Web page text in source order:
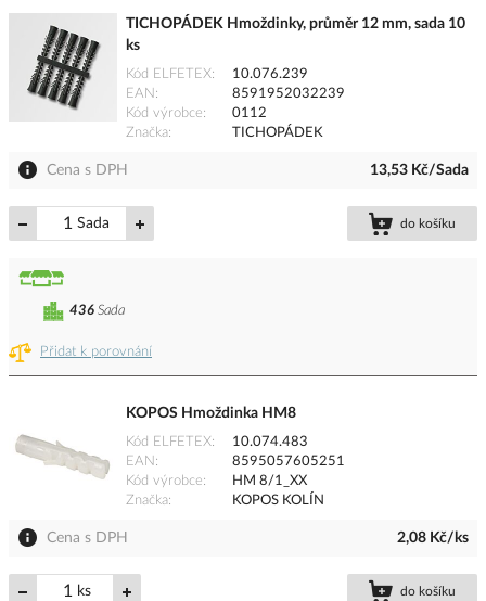
TICHOPÁDEK Hmoždinky, průměr 12 mm, sada 10
ks
Kód ELFETEX
10.076.239
EAN
8591952032239
Kód výrobce
0112
Značka
TICHOPÁDEK
Cena s DPH 13,53 Kč/Sada
Sada do košíku
Přidat k porovnání
436 Sada
KOPOS Hmoždinka HM8
Kód ELFETEX
10.074.483
EAN
8595057605251
Kód výrobce
HM 8/1_XX
Značka
KOPOS KOLÍN
Cena s DPH 2,08 Kč/ks
ks do košíku